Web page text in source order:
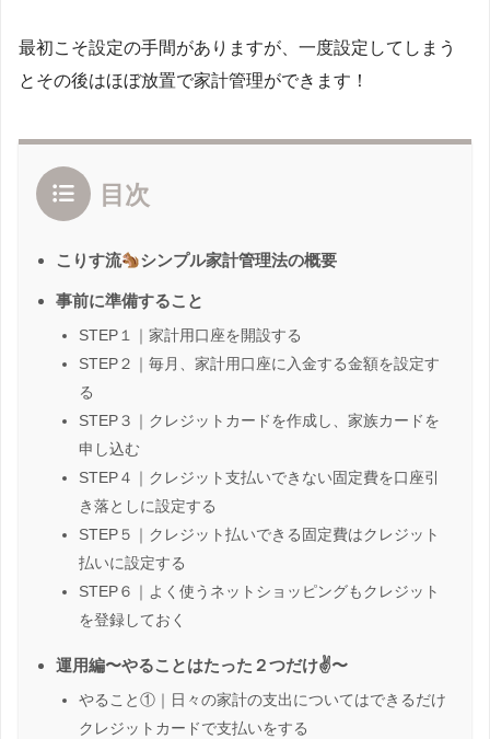
最初こそ設定の手間がありますが、一度設定してしまう
とその後はほぼ放置で家計管理ができます！
目次
こりす流 シンプル家計管理法の概要
事前に準備すること
STEP１｜家計用口座を開設する
STEP２｜毎月、家計用口座に入金する金額を設定す
る
STEP３｜クレジットカードを作成し、家族カードを
申し込む
STEP４｜クレジット支払いできない固定費を口座引
き落としに設定する
STEP５｜クレジット払いできる固定費はクレジット
払いに設定する
STEP６｜よく使うネットショッピングもクレジット
を登録しておく
運用編〜やることはたった２つだけ✌️〜
やること①｜日々の家計の支出についてはできるだけ
クレジットカードで支払いをする